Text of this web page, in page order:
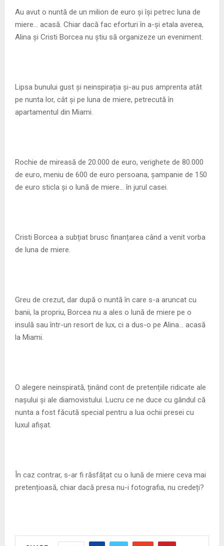
E
U
Au avut o nuntă de un milion de euro și își petrec luna de
miere… acasă. Chiar dacă fac eforturi în a-și etala averea,
Alina și Cristi Borcea nu știu să organizeze un eveniment.
Lipsa bunului gust și neinspirația și-au pus amprenta atât
pe nunta lor, cât și pe luna de miere, petrecută în
apartamentul din Miami.
Rochie de mireasă de 20.000 de euro, verighete de 80.000
de euro, meniu de 600 de euro persoana, șampanie de 150
de euro sticla și o lună de miere… în jurul casei.
Cristi Borcea a subțiat brusc finanțarea când a venit vorba
de luna de miere.
Greu de crezut, dar după o nuntă în care s-a aruncat cu
banii, la propriu, Borcea nu a ales o lună de miere pe o
insulă sau într-un resort de lux, ci a dus-o pe Alina… acasă
la Miami.
O alegere neinspirată, ținând cont de pretențiile ridicate ale
nașului și ale diamovistului. Lucru ce ne duce cu gândul că
nunta a fost făcută special pentru a lua ochii presei cu
luxul afișat.
În caz contrar, s-ar fi răsfățat cu o lună de miere ceva mai
pretențioasă, chiar dacă presa nu-i fotografia, nu credeți?